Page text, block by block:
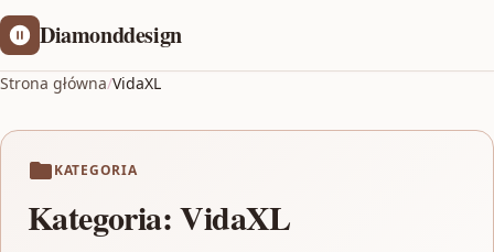
Diamonddesign
Strona główna/VidaXL
KATEGORIA
Kategoria:VidaXL